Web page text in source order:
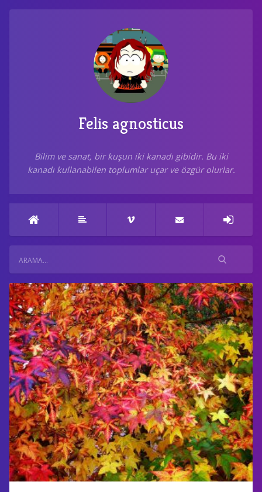
Felis agnosticus
Bilim ve sanat, bir kuşun iki kanadı gibidir. Bu iki
kanadı kullanabilen toplumlar uçar ve özgür olurlar.